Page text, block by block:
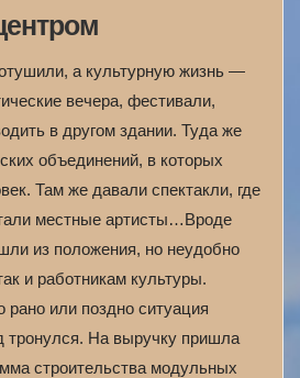
а культурную жизнь —
вечера, фестивали,
в другом здании. Туда же
объединений, в которых
Там же давали спектакли, где
местные артисты…Вроде
из положения, но неудобно
и работникам культуры.
или поздно ситуация
тронулся. На выручку пришла
строительства модульных